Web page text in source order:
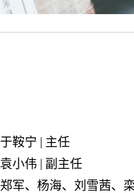
于鞍宁 | 主任
袁小伟 | 副主任
郑军、 杨海、刘雪茜、